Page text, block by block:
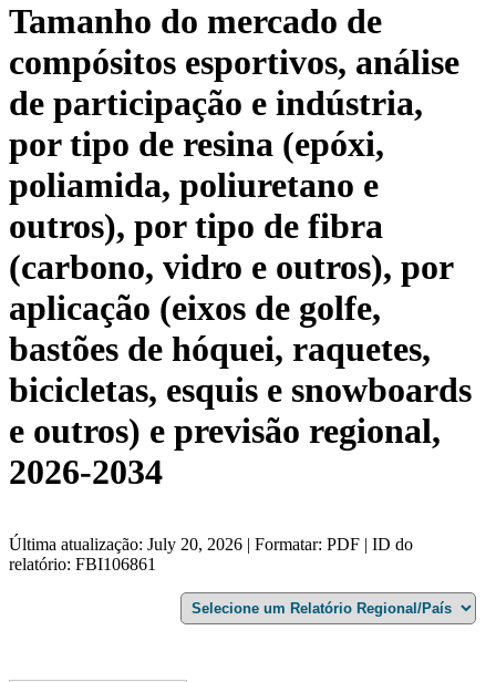
Tamanho do mercado de
compósitos esportivos, análise
de participação e indústria,
por tipo de resina (epóxi,
poliamida, poliuretano e
outros), por tipo de fibra
(carbono, vidro e outros), por
aplicação (eixos de golfe,
bastões de hóquei, raquetes,
bicicletas, esquis e snowboards
e outros) e previsão regional,
2026-2034
Última atualização: July 20, 2026 | Formatar: PDF | ID do
relatório: FBI106861